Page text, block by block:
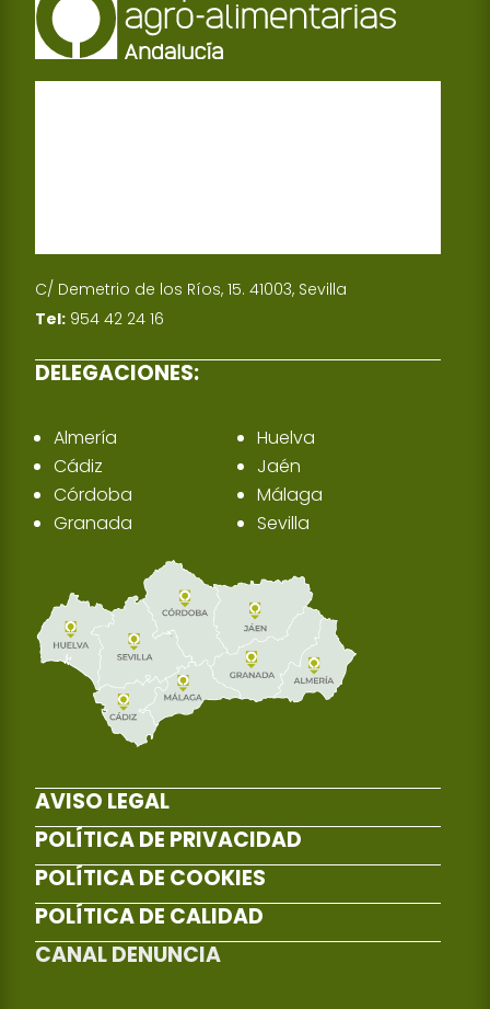
pI
n
C/ Demetrio de los Ríos, 15. 41003, Sevilla
Tel: 954 42 24 16
DELEGACIONES:
Almería
Cádiz
Córdoba
Granada
Huelva
Jaén
Málaga
Sevilla
AVISO LEGAL
POLÍTICA DE PRIVACIDAD
POLÍTICA DE COOKIES
POLÍTICA DE CALIDAD
CANAL DENUNCIA